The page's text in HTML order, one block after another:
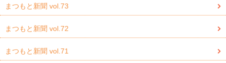
まつもと新聞 vol.73
まつもと新聞 vol.72
まつもと新聞 vol.71